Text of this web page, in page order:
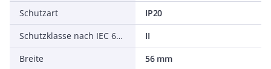
Schutzart
IP20
Schutzklasse nach IEC 61140
II
Breite
56 mm